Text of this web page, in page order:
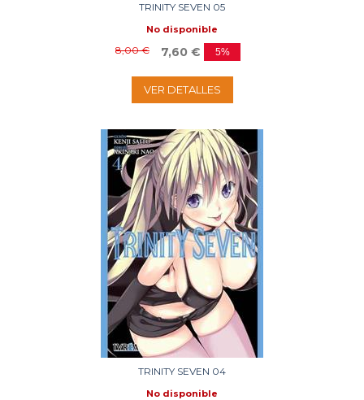
TRINITY SEVEN 05
No disponible
8,00 € 7,60 € 5%
VER DETALLES
TRINITY SEVEN 04
No disponible